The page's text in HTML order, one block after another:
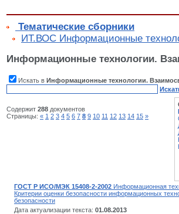
Тематические сборники
ИТ.ВОС Информационные
Информационные технологии.
Искать в Информационные технологии.
Содержит 288 документов
Страницы: « 1 2 3 4 5 6 7 8 9 10 11 12 13 14 15 »
ГОСТ Р ИСО/МЭК 15408-2-2002 Информационная
Критерии оценки безопасности информационных
безопасности
Дата актуализации текста: 01.08.2013